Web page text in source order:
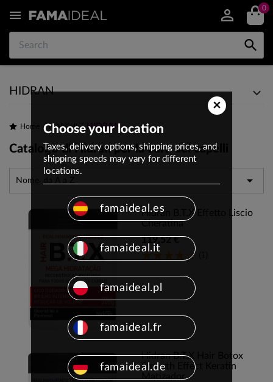
 0

HIDRAN
Home MARCHI HIDRAN
Catalogo di Hidran per la cura dei capelli
Nome, da A a Z 
Hidran B.T.X Effetto Liscio
Cheratina
119,52 €
Hidran B.T.X Hair Botox
Smooth Effect Keratin
Matizador
×
Choose your location
Taxes, delivery options, shipping prices, and
shipping speeds may vary for different
locations.
famaideal.es
famaideal.it
famaideal.pl
famaideal.fr
famaideal.de